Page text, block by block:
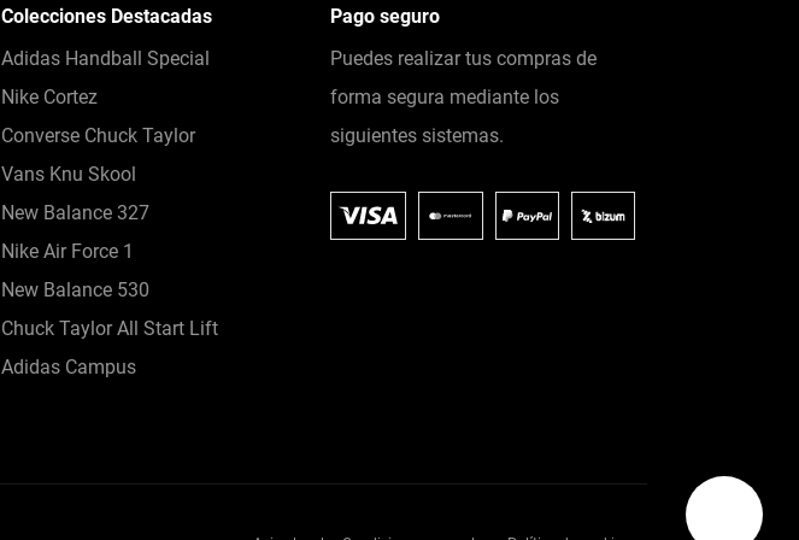
Colecciones Destacadas
Adidas Handball Special
Nike Cortez
Converse Chuck Taylor
Vans Knu Skool
New Balance 327
Nike Air Force 1
New Balance 530
Chuck Taylor All Start Lift
Adidas Campus
Pago seguro
Puedes realizar tus compras de
forma segura mediante los
siguientes sistemas.